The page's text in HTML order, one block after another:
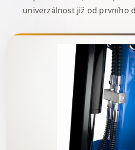
univerzálnost již od prvního